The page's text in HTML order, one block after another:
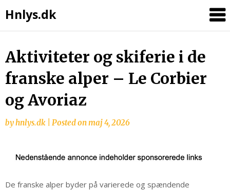
Hnlys.dk
Skip
content
Aktiviteter og skiferie i de
franske alper – Le Corbier
og Avoriaz
byhnlys.dk Posted onmaj 4, 2026
De franske alper byder på varierede og spændende